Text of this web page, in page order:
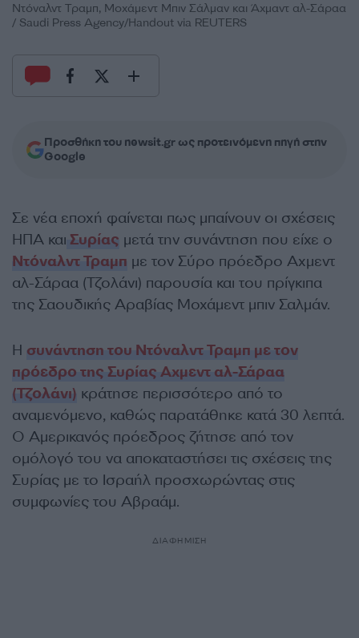
Ντόναλντ Τραμπ, Μοχάμεντ Μπιν Σάλμαν και Άχμαντ αλ-Σάραα
/ Saudi Press Agency/Handout via REUTERS
Προσθήκη του newsit.gr ως προτεινόμενη πηγή στην
Google
Σε νέα εποχή φαίνεται πως μπαίνουν οι σχέσεις
ΗΠΑ και Συρίας μετά την συνάντηση που είχε ο
Ντόναλντ Τραμπ με τον Σύρο πρόεδρο Αχμεντ
αλ-Σάραα (Τζολάνι) παρουσία και του πρίγκιπα
της Σαουδικής Αραβίας Μοχάμεντ μπιν Σαλμάν.
Η συνάντηση του Ντόναλντ Τραμπ με τον
πρόεδρο της Συρίας Αχμεντ αλ-Σάραα
(Τζολάνι) κράτησε περισσότερο από το
αναμενόμενο, καθώς παρατάθηκε κατά 30 λεπτά.
Ο Αμερικανός πρόεδρος ζήτησε από τον
ομόλογό του να αποκαταστήσει τις σχέσεις της
Συρίας με το Ισραήλ προσχωρώντας στις
συμφωνίες του Αβραάμ.
ΔΙΑΦΗΜΙΣΗ